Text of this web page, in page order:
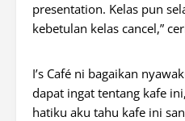
presentation. Kelas pun
kebetulan kelas cancel,”
I’s Café ni bagaikan
dapat ingat tentang kafe
hatiku aku tahu kafe ini